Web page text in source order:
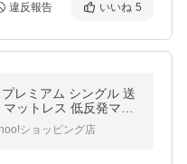
違反報告 いいね 5
レミアム シングル 送
ットレス 低反発マッ
ン SHOPJAPAN
ショッピング店